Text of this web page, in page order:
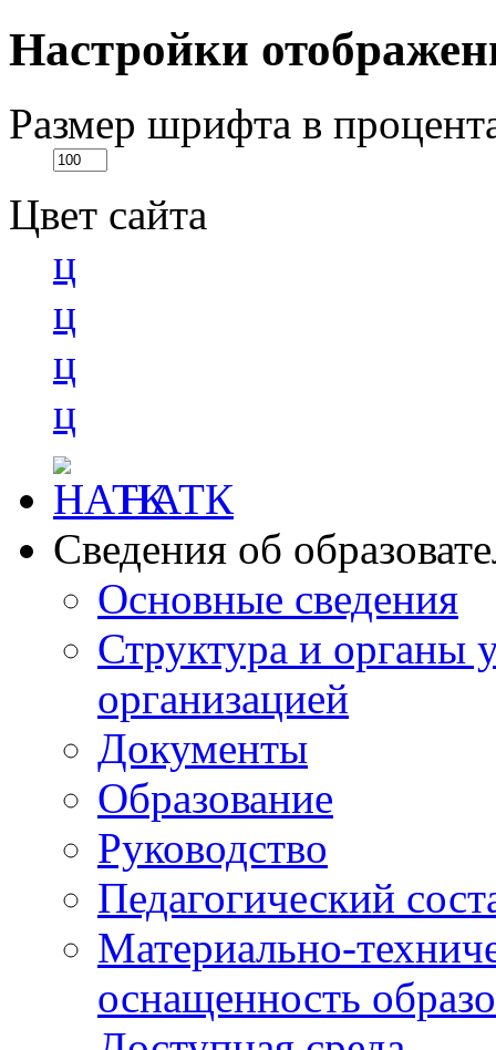
Настройки
Размер шрифта в
Цвет сайта
ц
ц
ц
ц
НАТК
Сведения об
Основные сведения
Структура и органы
организацией
Документы
Образование
Руководство
Педагогический
Материально-
оснащенность